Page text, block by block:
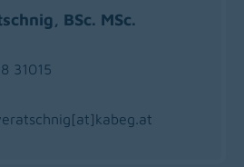
BSc. MSc.
31015
at